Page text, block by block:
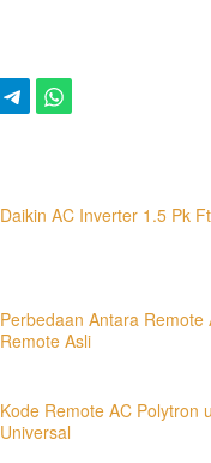
Daikin AC Inverter 1.5 Pk
Perbedaan Antara Remote
Remote Asli
Kode Remote AC Polytron
Universal